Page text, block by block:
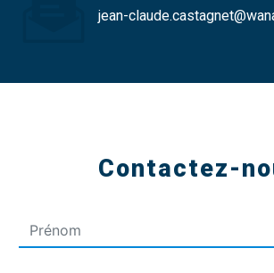
jean-
Contactez-